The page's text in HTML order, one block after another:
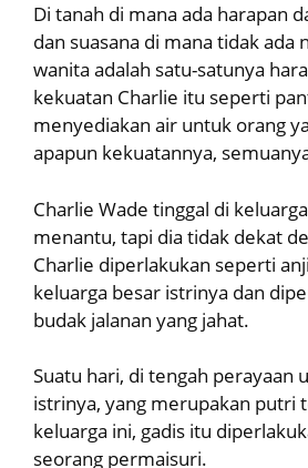
Di tanah di mana ada harapan
dan suasana di mana tidak ada
wanita adalah satu-satunya
kekuatan Charlie itu seperti
menyediakan air untuk orang
apapun kekuatannya,
Charlie Wade tinggal di
menantu, tapi dia tidak dekat
Charlie diperlakukan seperti
keluarga besar istrinya dan
budak jalanan yang jahat.
Suatu hari, di tengah perayaan
istrinya, yang merupakan putri
keluarga ini, gadis itu
seorang permaisuri.